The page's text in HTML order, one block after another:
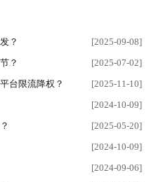
？
[2025-09-08]
？
[2025-07-02]
台限流降权？
[2025-11-10]
[2024-10-09]
[2025-05-20]
[2024-10-09]
[2024-09-06]